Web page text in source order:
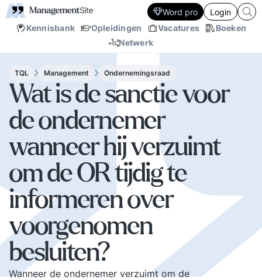
Kennisbank Opleidingen Vacatures
Boeken
Netwerk
Word pro Login
TQL Management Ondernemingsraad
Wat is de sanctie voor
de ondernemer
wanneer hij verzuimt
om de OR tijdig te
informeren over
voorgenomen
besluiten?
Wanneer de ondernemer verzuimt om de